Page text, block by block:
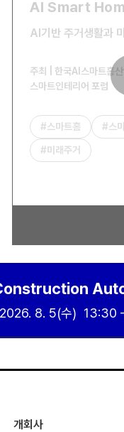
AI Smart
AI기반 주거생활과
주최 | 한국AI스마트홈
스마트인테리어 포럼
#스마트홈 #스
#미래주거
2026. 8. 5(수) 13:30
개회사